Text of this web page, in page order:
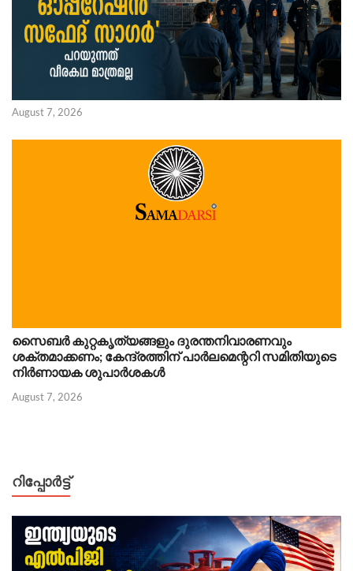
August 7, 2026
സൈബർ കുറ്റകൃത്യങ്ങളും ദുരന്തനിവാരണവും
ശക്തമാക്കണം; കേന്ദ്രത്തിന് പാർലമെന്ററി സമിതിയുടെ
നിർണായക ശുപാർശകൾ
August 7, 2026
റിപ്പോര്‍ട്ട്